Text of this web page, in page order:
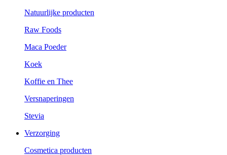
Natuurlijke producten
Raw Foods
Maca Poeder
Koek
Koffie en Thee
Versnaperingen
Stevia
Verzorging
Cosmetica producten